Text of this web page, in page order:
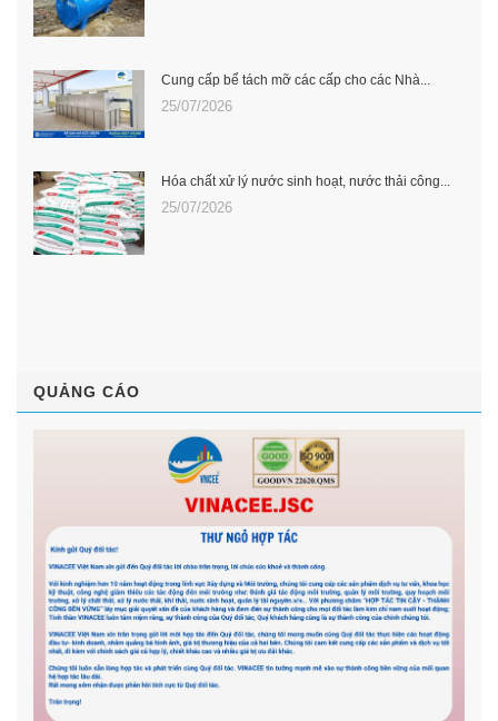
Cung cấp bể tách mỡ các cấp cho các Nhà...
25/07/2026
Hóa chất xử lý nước sinh hoạt, nước thải công...
25/07/2026
QUẢNG CÁO